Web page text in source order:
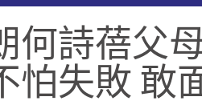
何詩蓓父
怕失敗 敢